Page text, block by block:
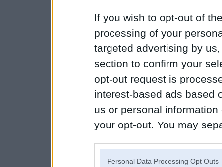
If you wish to opt-out of
processing of your
targeted advertising by
section to confirm your
opt-out request is
interest-based ads based
us or personal
your opt-out. You may
Personal Data Processing Opt Outs